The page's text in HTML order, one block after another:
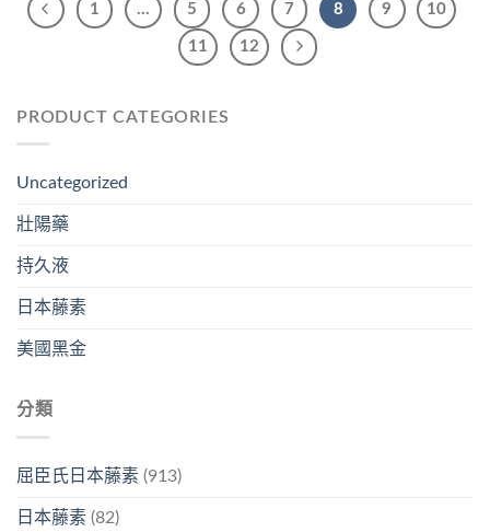
1 ... 5 6 7 8 9 10
11 12
PRODUCT CATEGORIES
Uncategorized
壯陽藥
持久液
日本藤素
美國黑金
分類
屈臣氏日本藤素 (913)
日本藤素 (82)